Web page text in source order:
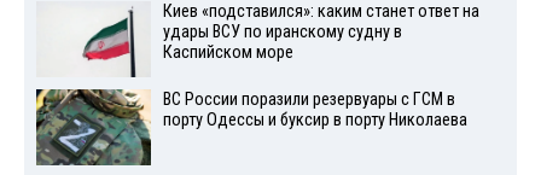
Киев «подставился»: каким станет ответ на
удары ВСУ по иранскому судну в
Каспийском море
ВС России поразили резервуары с ГСМ в
порту Одессы и буксир в порту Николаева